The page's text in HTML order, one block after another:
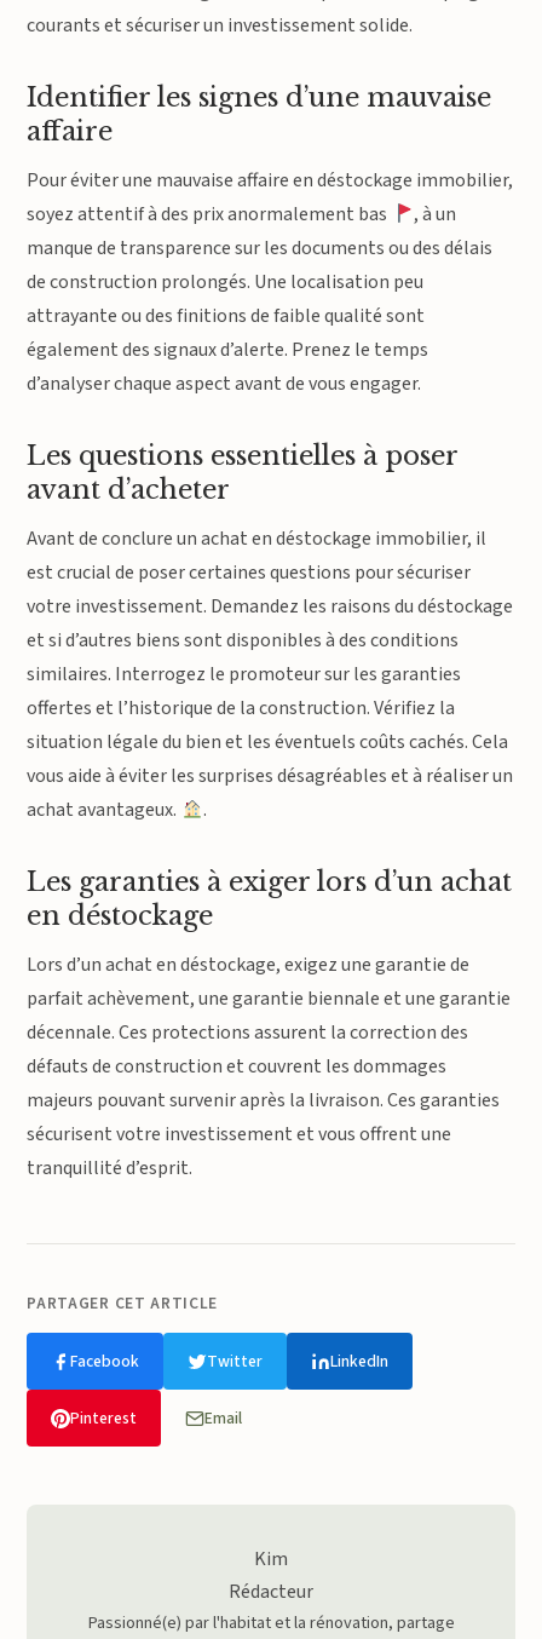
courants et sécuriser un investissement solide.
Identifier les signes d’une mauvaise
affaire
Pour éviter une mauvaise affaire en déstockage immobilier,
soyez attentif à des prix anormalement bas
, à un
manque de transparence sur les documents ou des délais
de construction prolongés. Une localisation peu
attrayante ou des finitions de faible qualité sont
également des signaux d’alerte. Prenez le temps
d’analyser chaque aspect avant de vous engager.
Les questions essentielles à poser
avant d’acheter
Avant de conclure un achat en déstockage immobilier, il
est crucial de poser certaines questions pour sécuriser
votre investissement. Demandez les raisons du déstockage
et si d’autres biens sont disponibles à des conditions
similaires. Interrogez le promoteur sur les garanties
offertes et l’historique de la construction. Vérifiez la
situation légale du bien et les éventuels coûts cachés. Cela
vous aide à éviter les surprises désagréables et à réaliser un
achat avantageux.
.
Les garanties à exiger lors d’un achat
en déstockage
Lors d’un achat en déstockage, exigez une garantie de
parfait achèvement, une garantie biennale et une garantie
décennale. Ces protections assurent la correction des
défauts de construction et couvrent les dommages
majeurs pouvant survenir après la livraison. Ces garanties
sécurisent votre investissement et vous offrent une
tranquillité d’esprit.
PARTAGER CET ARTICLE
Facebook Twitter LinkedIn
Pinterest Email
Kim
Rédacteur
Passionné(e) par l'habitat et la rénovation, partage